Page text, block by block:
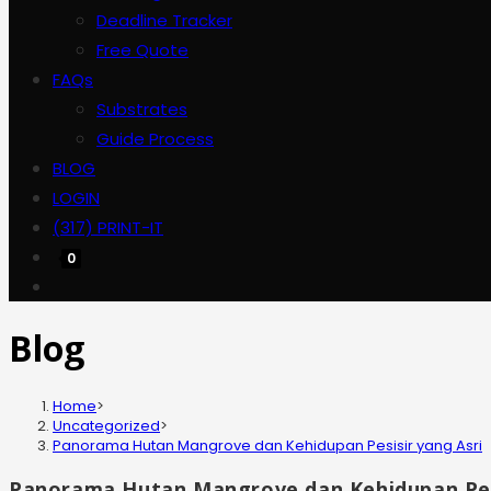
Deadline Tracker
Free Quote
FAQs
Substrates
Guide Process
BLOG
LOGIN
(317) PRINT-IT
0
search
Blog
Home>
Uncategorized>
Panorama Hutan Mangrove dan Kehidupan Pesisir yang Asri